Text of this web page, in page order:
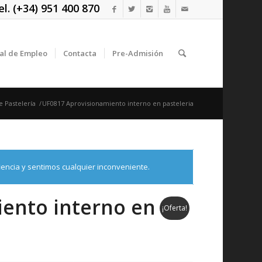
(+34) 951 400 870
de Empleo Contacta Pre-Admisión
Pastelería /UF0817 Aprovisionamiento interno en pasteleria
y sentimos cualquier inconveniente.
¡Oferta!
interno en